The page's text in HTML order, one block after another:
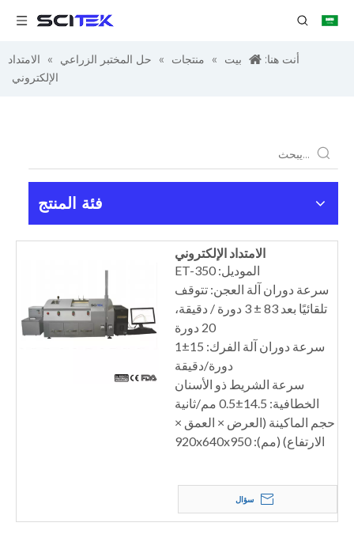
أنت هنا: بيت » منتجات » حل المختبر الزراعي »
الامتداد
الإلكتروني
فئة المنتج
الامتداد الإلكتروني
الموديل: ET-350
سرعة دوران آلة العجن: تتوقف
تلقائيًا بعد 83 ± 3 دورة / دقيقة،
20 دورة
سرعة دوران آلة الفرك: 15±1
دورة/دقيقة
سرعة الشريط ذو الأسنان
الخطافية: 14.5±0.5 مم/ثانية
حجم الماكينة (العرض × العمق ×
الارتفاع) (مم): 920x640x950
سؤال